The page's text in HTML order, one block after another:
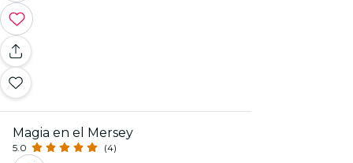
Magia en el Mersey
5.0 (4)